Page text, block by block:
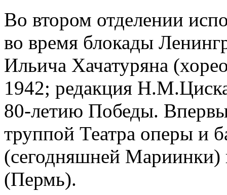
Во втором отделении
во время блокады
Ильича Хачатуряна
1942; редакция
80-летию Победы.
труппой Театра оперы и
(сегодняшней Мариинки)
(Пермь).